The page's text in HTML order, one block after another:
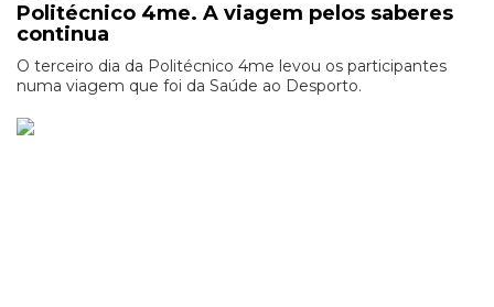
Politécnico 4me. A viagem pelos saberes
continua
O terceiro dia da Politécnico 4me levou os participantes
numa viagem que foi da Saúde ao Desporto.